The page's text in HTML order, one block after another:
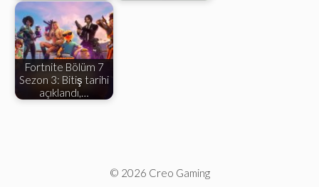
Fortnite Bölüm 7
Sezon 3: Bitiş tarihi
açıklandı,…
© 2026 Creo Gaming